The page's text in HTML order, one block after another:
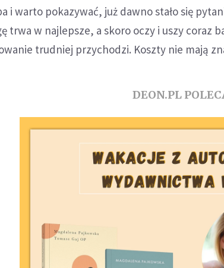
i warto pokazywać, już dawno stało się
trwa w najlepsze, a skoro oczy i uszy coraz
trudniej przychodzi. Koszty nie mają
DEON.PL